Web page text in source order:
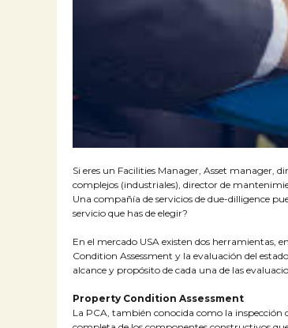
Si eres un Facilities Manager, Asset manager,
complejos (industriales), director de
Una compañía de servicios de due-dilligence
servicio que has de elegir?
En el mercado USA existen dos herramientas,
Condition Assessment y la evaluación del
alcance y propósito de cada una de las
Property Condition Assessment
La PCA, también conocida como la inspección